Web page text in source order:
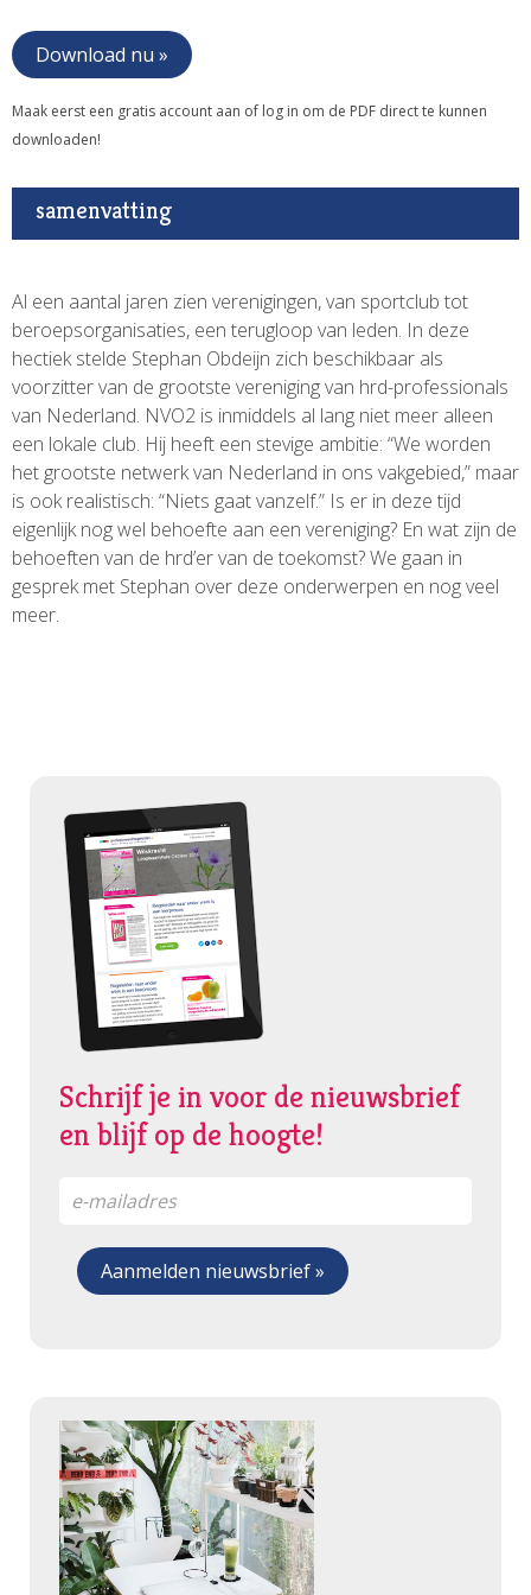
Download nu »
Maak eerst een gratis account aan of log in om de PDF direct te kunnen
downloaden!
samenvatting
Al een aantal jaren zien verenigingen, van sportclub tot
beroepsorganisaties, een terugloop van leden. In deze
hectiek stelde Stephan Obdeijn zich beschikbaar als
voorzitter van de grootste vereniging van hrd-professionals
van Nederland. NVO2 is inmiddels al lang niet meer alleen
een lokale club. Hij heeft een stevige ambitie: “We worden
het grootste netwerk van Nederland in ons vakgebied,” maar
is ook realistisch: “Niets gaat vanzelf.” Is er in deze tijd
eigenlijk nog wel behoefte aan een vereniging? En wat zijn de
behoeften van de hrd’er van de toekomst? We gaan in
gesprek met Stephan over deze onderwerpen en nog veel
meer.
Schrijf je in voor de nieuwsbrief
en blijf op de hoogte!